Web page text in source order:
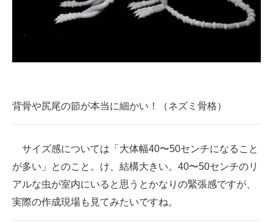
背骨や尻尾の節が本当に細かい！（ネズミ骨格）
サイズ感については「大体幅40〜50センチになること
が多い」とのこと。け、結構大きい。40〜50センチのリ
アルな虫が室内にいると思うとかなりの緊張感ですが、
実際の作成現場も見てみたいですね。